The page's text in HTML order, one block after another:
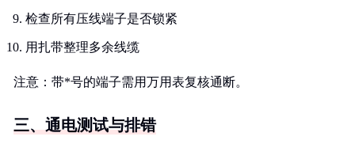
检查所有压线端子是否锁紧
用扎带整理多余线缆
注意：带*号的端子需用万用表复核通断。
三、通电测试与排错